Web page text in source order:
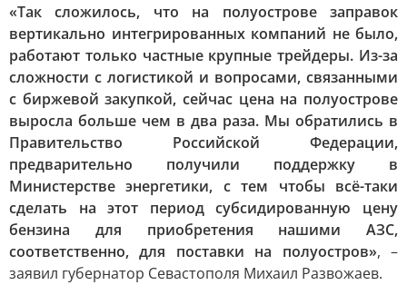
«Так сложилось, что на полуострове заправок
вертикально интегрированных компаний не было,
работают только частные крупные трейдеры. Из-за
сложности с логистикой и вопросами, связанными
с биржевой закупкой, сейчас цена на полуострове
выросла больше чем в два раза. Мы обратились в
Правительство Российской Федерации,
предварительно получили поддержку в
Министерстве энергетики, с тем чтобы всё-таки
сделать на этот период субсидированную цену
бензина для приобретения нашими АЗС,
соответственно, для поставки на полуостров», –
заявил губернатор Севастополя Михаил Развожаев.